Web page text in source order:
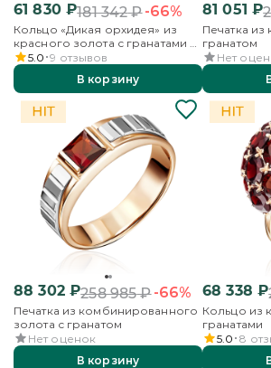
61 830₽181 342₽-66%
Кольцо «Дикая орхидея» из
красного золота с гранатами и
аметистами
5.0 9 отзывов
В корзину
81 051 ₽
Печатка из
гранатом
Нет
88 302₽258 985₽-66%
Печатка из комбинированного
золота с гранатом
Нет оценок
В корзину
68 338 ₽
Кольцо из
гранатами
5.0 8